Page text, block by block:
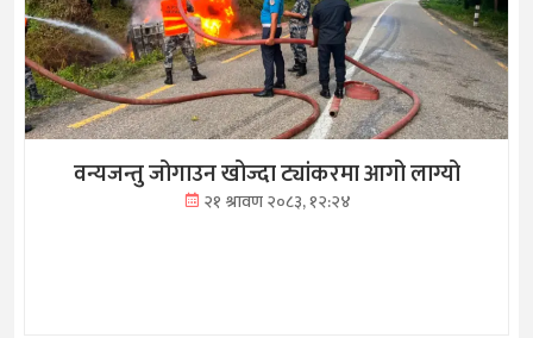
वन्यजन्तु जोगाउन खोज्दा ट्यांकरमा आगो लाग्यो
२१ श्रावण २०८३, १२:२४